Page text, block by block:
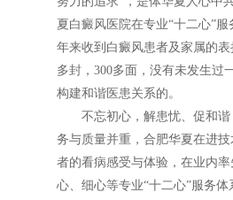
夏白癜风医院在专业“十二心”
年来收到白癜风患者及家属的表
多封，300多面，没有未发生过
构建和谐医患关系的。
不忘初心，解患忧、促和
务与质量并重，合肥华夏在进
者的看病感受与体验，在业内
心、细心等专业“十二心”服务